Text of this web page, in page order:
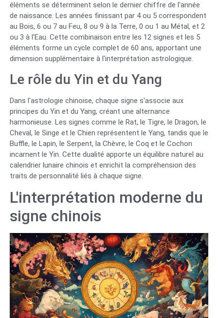
éléments se déterminent selon le dernier chiffre de l'année
de naissance. Les années finissant par 4 ou 5 correspondent
au Bois, 6 ou 7 au Feu, 8 ou 9 à la Terre, 0 ou 1 au Métal, et 2
ou 3 à l'Eau. Cette combinaison entre les 12 signes et les 5
éléments forme un cycle complet de 60 ans, apportant une
dimension supplémentaire à l'interprétation astrologique.
Le rôle du Yin et du Yang
Dans l'astrologie chinoise, chaque signe s'associe aux
principes du Yin et du Yang, créant une alternance
harmonieuse. Les signes comme le Rat, le Tigre, le Dragon, le
Cheval, le Singe et le Chien représentent le Yang, tandis que le
Buffle, le Lapin, le Serpent, la Chèvre, le Coq et le Cochon
incarnent le Yin. Cette dualité apporte un équilibre naturel au
calendrier lunaire chinois et enrichit la compréhension des
traits de personnalité liés à chaque signe.
L'interprétation moderne du
signe chinois